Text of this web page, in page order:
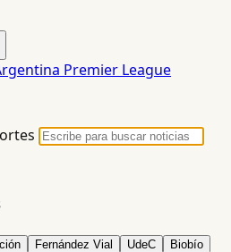
Premier League
Fernández Vial UdeC Biobío